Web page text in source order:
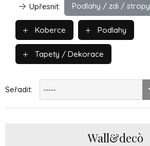
Podlahy / zdi / stropy
Upřesnit:
Koberce Podlahy
Tapety / Dekorace
Seřadit: -----
Wall&decò